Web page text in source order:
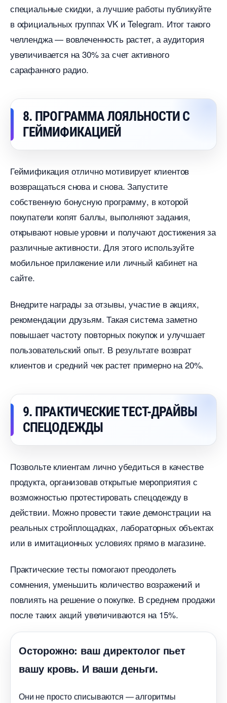
специальные скидки, а лучшие работы публикуйте
официальных группах VK и Telegram. Итог такого
челленджа — вовлеченность растет, а аудитория
увеличивается на 30% за счет активного
сарафанного радио.
8. ПРОГРАММА ЛОЯЛЬНОСТИ С
ГЕЙМИФИКАЦИЕЙ
Геймификация отлично мотивирует клиенто
озвращаться снова и снова. Запустите
собственную бонусную программу, в которой
покупатели копят баллы, выполняют задания,
открывают новые уровни и получают достижения за
различные активности. Для этого используйте
мобильное приложение или личный кабинет на
сайте.
недрите награды за отзывы, участие в акциях,
рекомендации друзьям. Такая система заметно
повышает частоту повторных покупок и улучшает
пользовательский опыт. В результате возврат
клиентов и средний чек растет примерно на 20%.
9. ПРАКТИЧЕСКИЕ ТЕСТ-ДРАЙВЫ
СПЕЦОДЕЖДЫ
Позвольте клиентам лично убедиться в качестве
продукта, организовав открытые мероприятия с
озможностью протестировать спецодежду
действии. Можно провести такие демонстрации на
реальных стройплощадках, лабораторных объектах
или в имитационных условиях прямо в магазине.
Практические тесты помогают преодолеть
сомнения, уменьшить количество возражений и
повлиять на решение о покупке. В среднем продажи
после таких акций увеличиваются на 15%.
Осторожно: ваш директолог пьет
ашу кровь. И ваши деньги.
Они не просто списываются — алгоритмы